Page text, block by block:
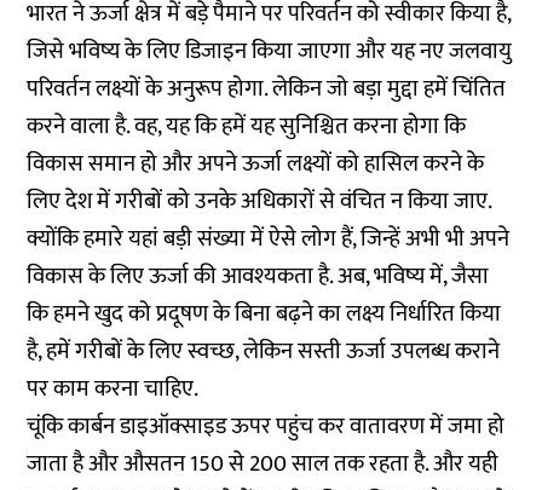
भारत ने ऊर्जा क्षेत्र में बड़े पैमाने पर परिवर्तन को स्वीकार किया है,
जिसे भविष्य के लिए डिजाइन किया जाएगा और यह नए जलवायु
परिवर्तन लक्ष्यों के अनुरूप होगा. लेकिन जो बड़ा मुद्दा हमें चिंतित
करने वाला है. वह, यह कि हमें यह सुनिश्चित करना होगा कि
विकास समान हो और अपने ऊर्जा लक्ष्यों को हासिल करने के
लिए देश में गरीबों को उनके अधिकारों से वंचित न किया जाए.
क्योंकि हमारे यहां बड़ी संख्या में ऐसे लोग हैं, जिन्हें अभी भी अपने
विकास के लिए ऊर्जा की आवश्यकता है. अब, भविष्य में, जैसा
कि हमने खुद को प्रदूषण के बिना बढ़ने का लक्ष्य निर्धारित किया
है, हमें गरीबों के लिए स्वच्छ, लेकिन सस्ती ऊर्जा उपलब्ध कराने
पर काम करना चाहिए.
चूंकि कार्बन डाइऑक्साइड ऊपर पहुंच कर वातावरण में जमा हो
जाता है और औसतन 150 से 200 साल तक रहता है. और यही